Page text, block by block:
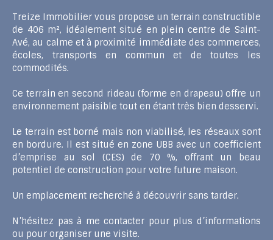
Treize Immobilier vous propose un terrain constructible
de 406 m², idéalement situé en plein centre de Saint-
Avé, au calme et à proximité immédiate des commerces,
écoles, transports en commun et de toutes les
commodités.
Ce terrain en second rideau (forme en drapeau) offre un
environnement paisible tout en étant très bien desservi.
Le terrain est borné mais non viabilisé, les réseaux sont
en bordure. Il est situé en zone UBB avec un coefficient
d’emprise au sol (CES) de 70 %, offrant un beau
potentiel de construction pour votre future maison.
Un emplacement recherché à découvrir sans tarder.
N’hésitez pas à me contacter pour plus d’informations
ou pour organiser une visite.